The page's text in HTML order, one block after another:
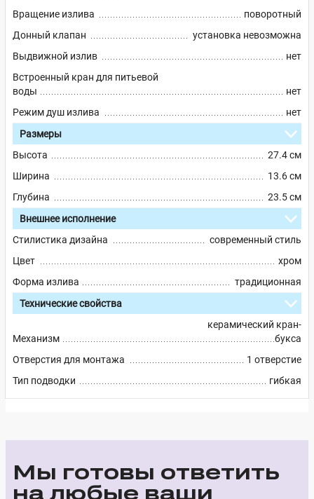
Вращение излива
поворотный
Донный клапан
установка невозможна
Выдвижной излив
нет
Встроенный кран для питьевой
воды
нет
Режим душ излива
нет
Размеры
Высота
27.4 см
Ширина
13.6 см
Глубина
23.5 см
Внешнее исполнение
Стилистика дизайна
современный стиль
Цвет
хром
Форма излива
традиционная
Технические свойства
Механизм
керамический кран-
букса
Отверстия для монтажа
1 отверстие
Тип подводки
гибкая
Мы готовы ответить
на любые ваши